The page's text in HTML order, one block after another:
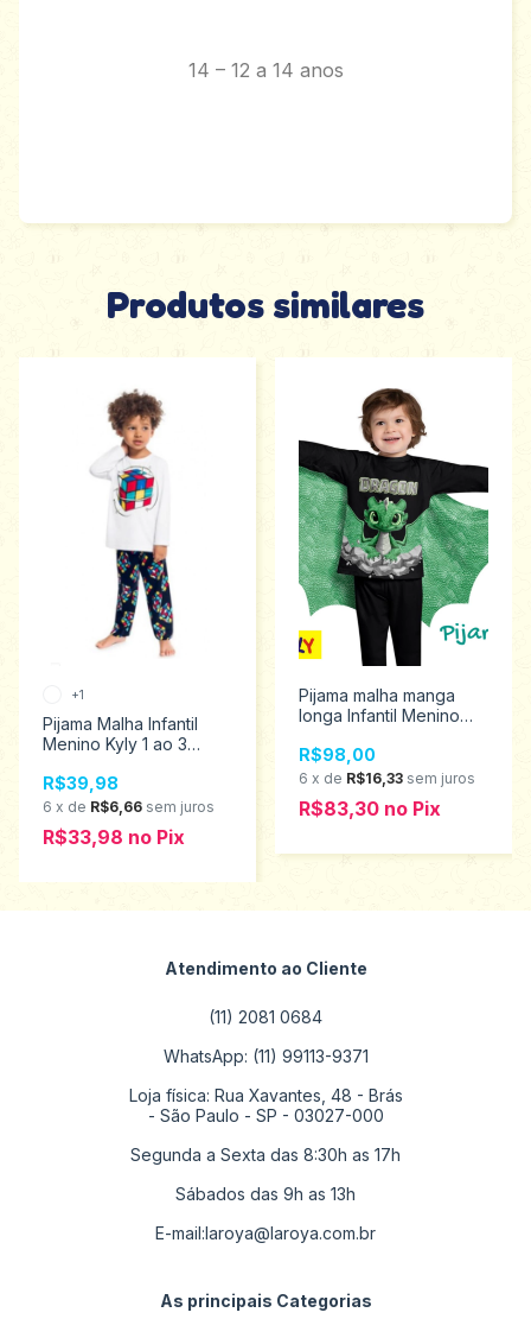
14 – 12 a 14 anos
Produtos similares
Pijama Malha Infantil
Menino Kyly 1 ao 3
R$39,98
6 x de R$6,66 sem juros
R$33,98 no Pix
+1
Pijama malha manga
longa Infantil Menino
Escuro Kyly 2 ao 6
1000883
R$98,00
6 x de R$16,33 sem juros
R$83,30 no Pix
Atendimento ao Cliente
(11) 2081 0684
WhatsApp: (11) 99113-9371
Loja física: Rua Xavantes, 48 - Brás
- São Paulo - SP - 03027-000
Segunda a Sexta das 8:30h as 17h
Sábados das 9h as 13h
E-mail:laroya@laroya.com.br
As principais Categorias